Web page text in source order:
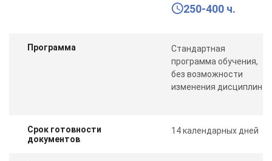
250-400 ч.
Программа
Стандартная
программа обучения,
без возможности
изменения дисциплин
Срок готовности
документов
14 календарных дней